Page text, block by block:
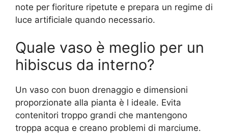
note per fioriture ripetute e prepara un regime di
luce artificiale quando necessario.
Quale vaso è meglio per un
hibiscus da interno?
Un vaso con buon drenaggio e dimensioni
proporzionate alla pianta è l ideale. Evita
contenitori troppo grandi che mantengono
troppa acqua e creano problemi di marciume.